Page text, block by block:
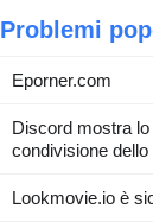
Problemi
Eporner.com
Discord mostra
condivisione
Lookmovie.io è